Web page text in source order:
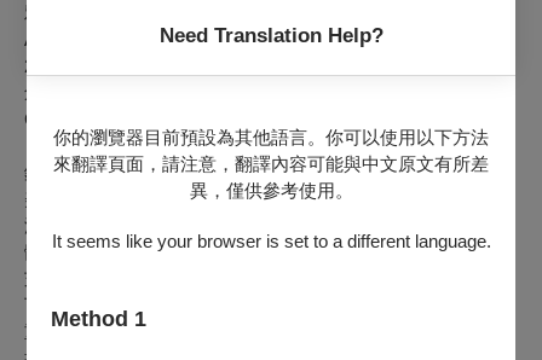
Need Translation Help?
你的瀏覽器目前預設為其他語言。你可以使用以下方法
來翻譯頁面，請注意，翻譯內容可能與中文原文有所差
異，僅供參考使用。
It seems like your browser is set to a different language.
Method 1
雅推出了她的首張專輯《Lots of Love》，與法國著名鋼琴家
Alain JEAN-MARIE合作，成功在法國爵士樂壇嶄露頭角。
2021年她推出第二張專輯《Dare That Dream》，展現其詞曲
創作才華，這張專輯誕生於疫情期間，並邀請到Elie MARTIN-
CHARRIÈRE擔任藝術總監，為她的音樂注入全新元素。
鋼琴｜羅克菲
美國鋼琴家、吉他手、作曲家與即興演奏家羅克菲，自幼便沉
浸在音樂的環境中成長。年輕時，他參與了各種業餘音樂團
體，包括福音合唱團、南美吉他合奏團等，並在年輕時期搬到
芝加哥，於羅斯福大學的芝加哥表演藝術學院進修音樂。在接
下來的15年裡，他活躍於當地的音樂圈，成為芝加哥音樂界的
重要成員。在職業生涯中，他有幸與眾多知名藝術家合作，包